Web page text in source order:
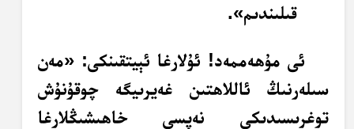
قىلىندىم».
ئى مۇھەممەد! ئۇلارغا ئېيتقىنكى: «مەن
سىلەرنىڭ ئاللاھتىن غەيرىيگە چوقۇنۇش
توغرىسىدىكى نەپسى خاھىشىڭلارغا